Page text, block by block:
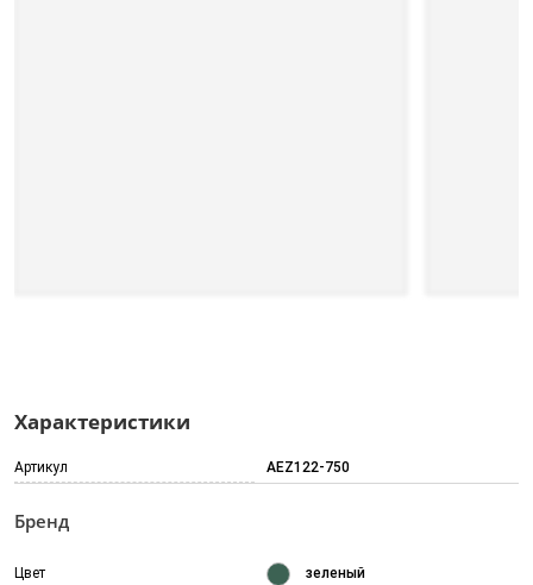
Характеристики
Артикул AEZ122-750
Бренд
Цвет зеленый